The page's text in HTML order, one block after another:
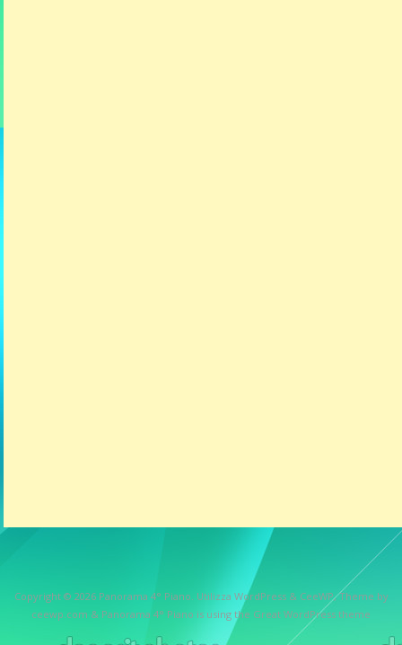
Copyright © 2026 Panorama 4° Piano. Utilizza WordPress& CeeWP,Theme by
ceewp.com & Panorama 4° Piano is using the Great WordPress theme